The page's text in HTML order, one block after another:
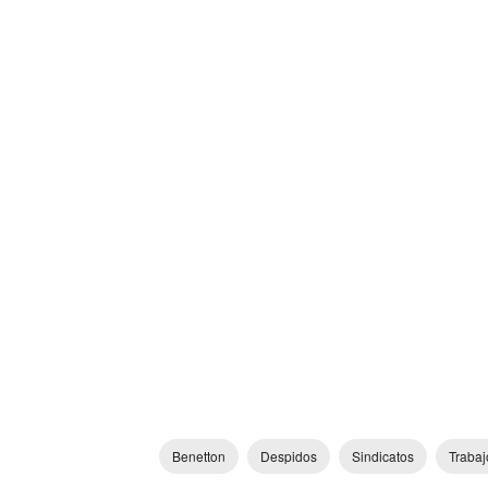
Benetton Despidos Sindicatos